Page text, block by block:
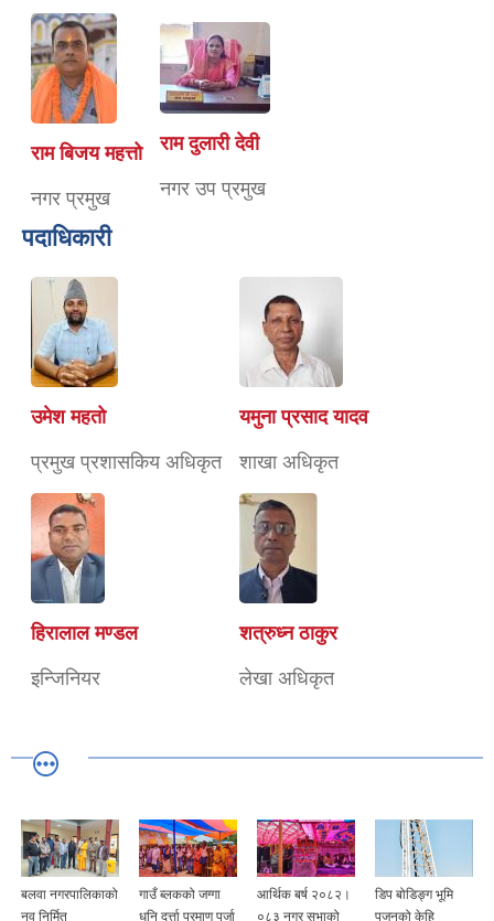
राम बिजय महत्तो
नगर प्रमुख
राम दुलारी देवी
नगर उप प्रमुख
पदाधिकारी
उमेश महतो
प्रमुख प्रशासकिय अधिकृत
यमुना प्रसाद यादव
शाखा अधिकृत
हिरालाल मण्डल
इन्जिनियर
शत्रुध्न ठाकुर
लेखा अधिकृत
बलवा नगरपालिकाको
नव निर्मित
गाउँ ब्लकको जग्गा
धनि दर्त्ता प्रमाण पूर्जा
आर्थिक बर्ष २०८२।
०८३ नगर सभाको
डिप बोडिङ्ग भूमि
पुजनको केहि